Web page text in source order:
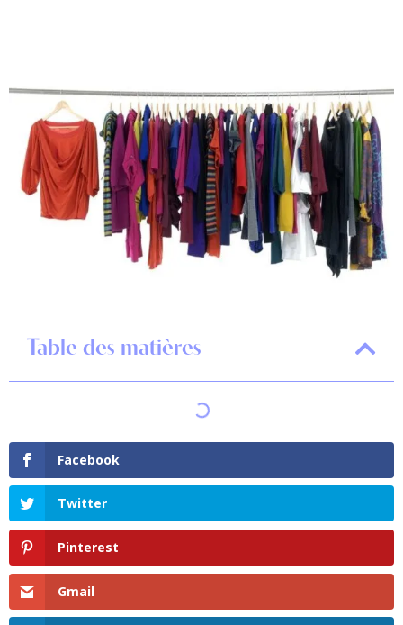
Table des matières
Facebook
Twitter
Pinterest
Gmail